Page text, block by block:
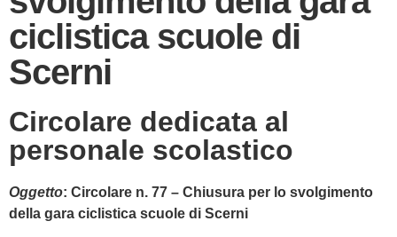
ciclistica scuole di
Scerni
Circolare dedicata al
personale scolastico
Oggetto: Circolare n. 77 – Chiusura per lo svolgimento
della gara ciclistica scuole di Scerni